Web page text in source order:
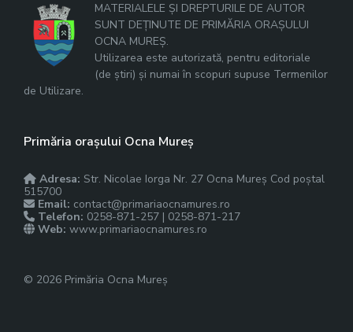
MATERIALELE ȘI DREPTURILE DE AUTOR
SUNT DEȚINUTE DE PRIMĂRIA ORAȘULUI
OCNA MUREȘ.
Utilizarea este autorizată, pentru editoriale
(de știri) și numai în scopuri supuse Termenilor
de Utilizare.
Primăria orașului Ocna Mureș
Adresa: Str. Nicolae Iorga Nr. 27 Ocna Mureș Cod poștal
515700
Email: contact@primariaocnamures.ro
Telefon: 0258-871-257 | 0258-871-217
Web: www.primariaocnamures.ro
© 2026 Primăria Ocna Mureș